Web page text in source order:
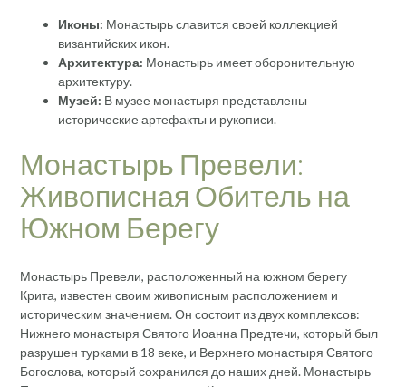
Иконы: Монастырь славится своей коллекцией
византийских икон.
Архитектура: Монастырь имеет оборонительную
архитектуру.
Музей: В музее монастыря представлены
исторические артефакты и рукописи.
Монастырь Превели:
Живописная Обитель на
Южном Берегу
Монастырь Превели, расположенный на южном берегу
Крита, известен своим живописным расположением и
историческим значением. Он состоит из двух комплексов:
Нижнего монастыря Святого Иоанна Предтечи, который был
разрушен турками в 18 веке, и Верхнего монастыря Святого
Богослова, который сохранился до наших дней. Монастырь